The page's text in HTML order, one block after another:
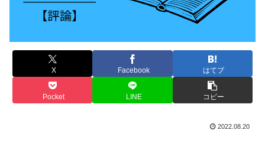
X Facebook はてブ
Pocket LINE コピー
2022.08.20